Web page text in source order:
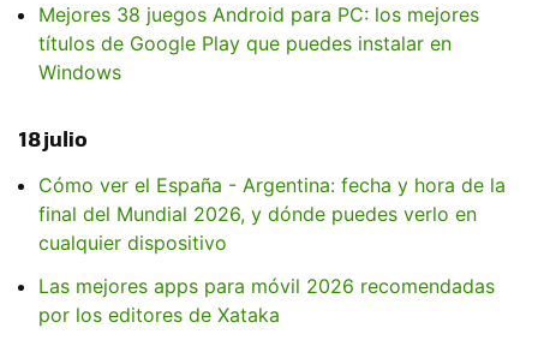
Mejores 38 juegos Android para PC: los mejores
títulos de Google Play que puedes instalar en
Windows
18 julio
Cómo ver el España - Argentina: fecha y hora de la
final del Mundial 2026, y dónde puedes verlo en
cualquier dispositivo
Las mejores apps para móvil 2026 recomendadas
por los editores de Xataka